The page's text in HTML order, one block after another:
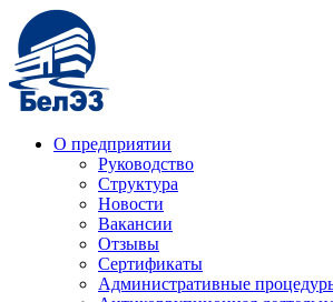
О предприятии
Руководство
Структура
Новости
Вакансии
Отзывы
Сертификаты
Административные